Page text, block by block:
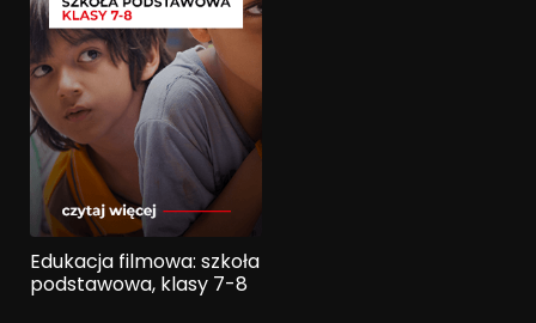
Edukacja filmowa: szkoła
podstawowa, klasy 7-8